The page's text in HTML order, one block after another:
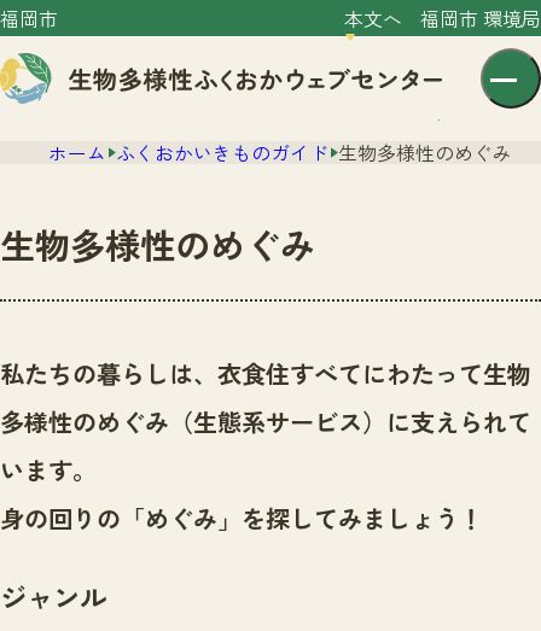
福岡市 本文へ 福岡市 環境局
センター紹介
センター紹介TOP
サイトポリシー
ニュース
いきものガイド
いきものガイドTOP
生物多様性のめぐみ
イベント
調査レポート
ホーム ふくおかいきものガイド 生物多様性のめぐみ
生物多様性のめぐみ
私たちの暮らしは、衣食住すべてにわたって生物
多様性のめぐみ（生態系サービス）に支えられて
います。
身の回りの「めぐみ」を探してみましょう！
ジャンル